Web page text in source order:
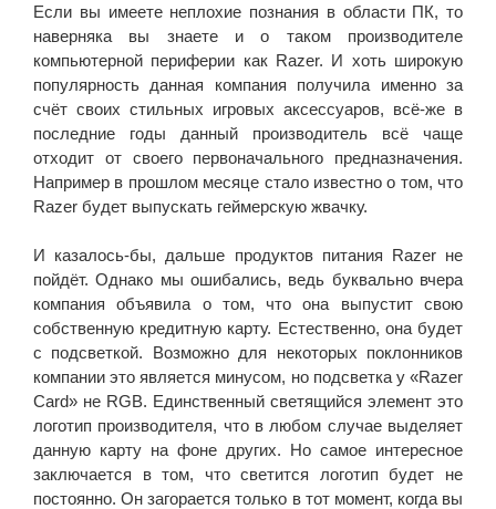
Если вы имеете неплохие познания в области ПК, то
наверняка вы знаете и о таком производителе
компьютерной периферии как Razer. И хоть широкую
популярность данная компания получила именно за
счёт своих стильных игровых аксессуаров, всё-же в
последние годы данный производитель всё чаще
отходит от своего первоначального предназначения.
Например в прошлом месяце стало известно о том, что
Razer будет выпускать геймерскую жвачку.
И казалось-бы, дальше продуктов питания Razer не
пойдёт. Однако мы ошибались, ведь буквально вчера
компания объявила о том, что она выпустит свою
собственную кредитную карту. Естественно, она будет
с подсветкой. Возможно для некоторых поклонников
компании это является минусом, но подсветка у «Razer
Card» не RGB. Единственный светящийся элемент это
логотип производителя, что в любом случае выделяет
данную карту на фоне других. Но самое интересное
заключается в том, что светится логотип будет не
постоянно. Он загорается только в тот момент, когда вы